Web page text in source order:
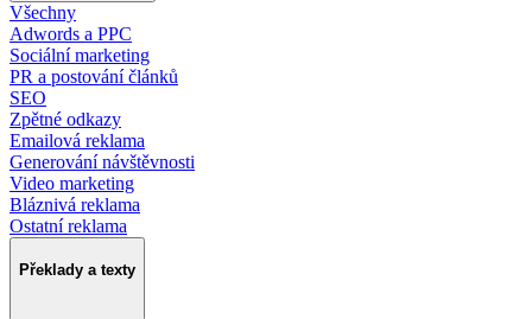
Všechny
Adwords a PPC
Sociální marketing
PR a postování článků
SEO
Zpětné odkazy
Emailová reklama
Generování návštěvnosti
Video marketing
Bláznivá reklama
Ostatní reklama
Překlady a texty